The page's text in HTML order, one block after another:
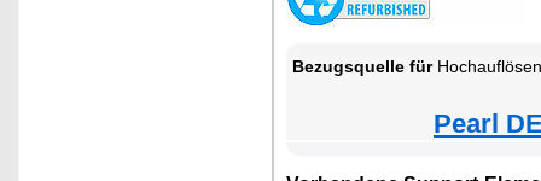
Bezugsquelle fürHochauflösende Pan-Tilt-
Pearl